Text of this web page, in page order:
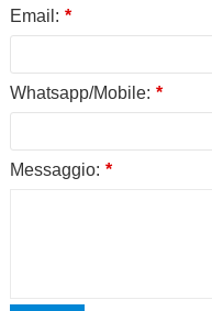
Email: *
Whatsapp/Mobile: *
Messaggio: *